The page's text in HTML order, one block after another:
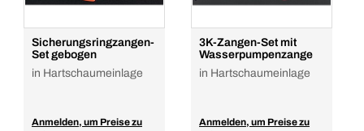
Sicherungsringzangen-
Set gebogen
in Hartschaumeinlage
Anmelden, um Preise zu
3K-Zangen-Set mit
Wasserpumpenzange
in Hartschaumeinlage
Anmelden, um Preise zu